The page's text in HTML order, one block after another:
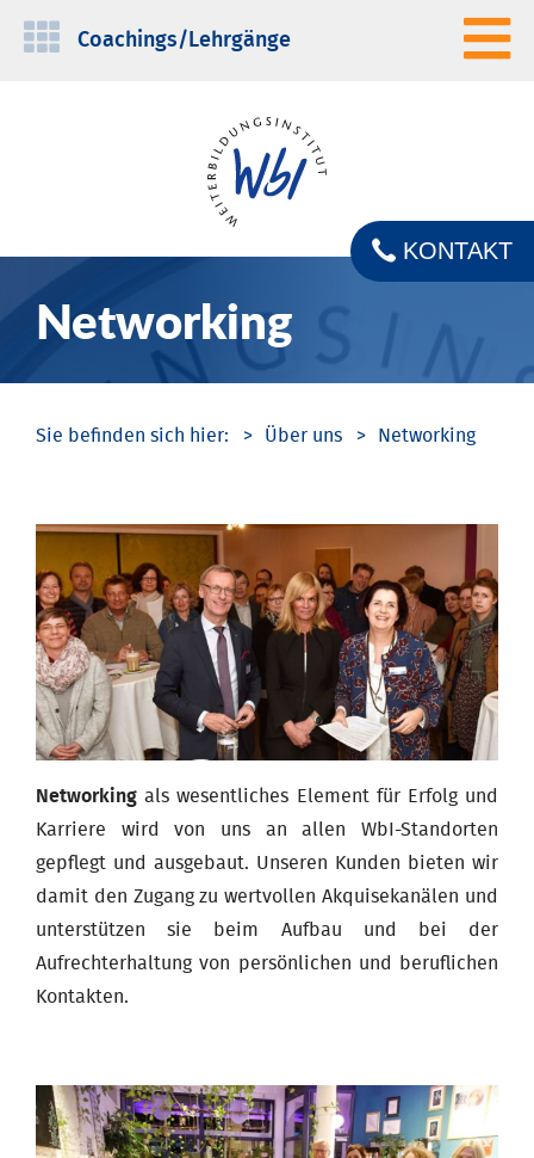
Navigation
Coachings/­Lehrgänge
Networking
KONTAKT
Über uns Networking
Networking als wesentliches Element für Erfolg und
Karriere wird von uns an allen WbI-Standorten
gepflegt und ausgebaut. Unseren Kunden bieten wir
damit den Zugang zu wertvollen Akquisekanälen und
unterstützen sie beim Aufbau und bei der
Aufrechterhaltung von persönlichen und beruflichen
Kontakten.